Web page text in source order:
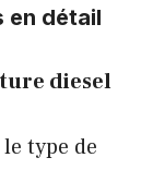
en détail
diesel
type de